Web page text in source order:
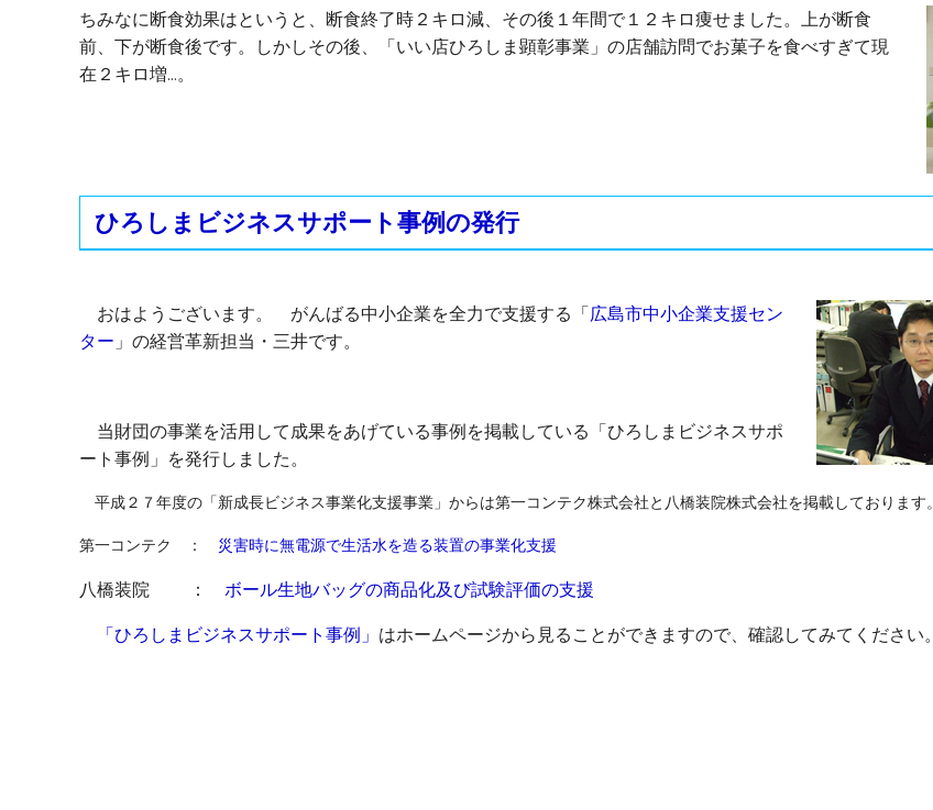
ちみなに断食効果はというと、断食終了時２キロ減、その後１年間で１２キロ痩せました。上が断食
前、下が断食後です。しかしその後、「いい店ひろしま顕彰事業」の店舗訪問でお菓子を食べすぎて現
在２キロ増...。
ひろしまビジネスサポート事例の発行
おはようございます。 がんばる中小企業を全力で支援する「広島市中小企業支援セン
ター 」の経営革新担当・三井です。
当財団の事業を活用して成果をあげている事例を掲載している「ひろしまビジネスサポ
ート事例」を発行しました。
平成２７年度の「新成長ビジネス事業化支援事業」からは第一コンテク株式会社と八橋装院株式会社を掲載しております。
第一コンテク ： 災害時に無電源で生活水を造る装置の事業化支援
八橋装院 ： ボール生地バッグの商品化及び試験評価の支援
「ひろしまビジネスサポート事例」 はホームページから見ることができますので、確認してみてください。